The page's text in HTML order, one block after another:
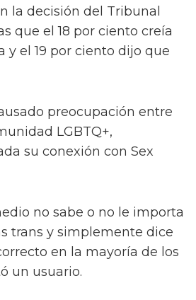
la decisión del Tribunal
que el 18 por ciento creía
y el 19 por ciento dijo que
preocupación entre
LGBTQ+,
su conexión con Sex
no sabe o no le importa
trans y simplemente dice
en la mayoría de los
un usuario.